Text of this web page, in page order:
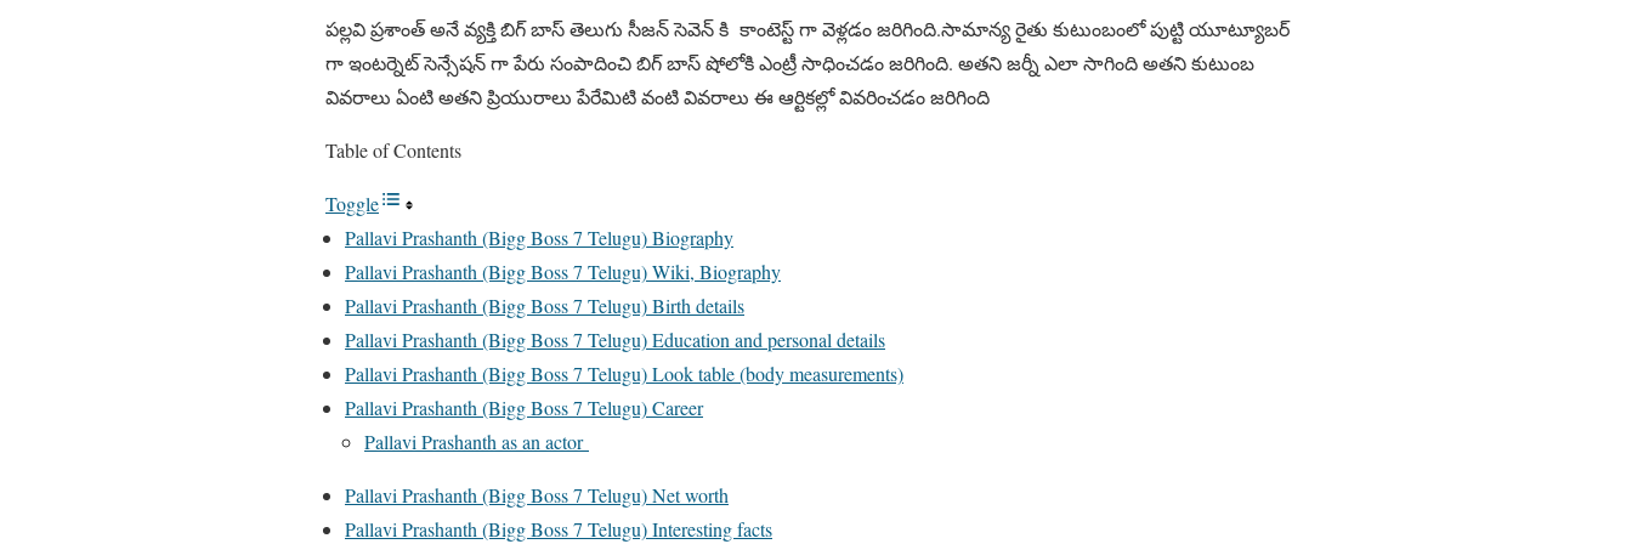
పల్లవి ప్రశాంత్ అనే వ్యక్తి బిగ్ బాస్ తెలుగు సీజన్ సెవెన్ కి కాంటెస్ట్ గా వెళ్లడం జరిగింది.సామాన్య రైతు కుటుంబంలో పుట్టి యూట్యూబర్
గా ఇంటర్నెట్ సెన్సేషన్ గా పేరు సంపాదించి బిగ్ బాస్ షోలోకి ఎంట్రీ సాధించడం జరిగింది. అతని జర్నీ ఎలా సాగింది అతని కుటుంబ
వివరాలు ఏంటి అతని ప్రియురాలు పేరేమిటి వంటి వివరాలు ఈ ఆర్టికల్లో వివరించడం జరిగింది
Table of Contents
Toggle
Pallavi Prashanth (Bigg Boss 7 Telugu) Biography
Pallavi Prashanth (Bigg Boss 7 Telugu) Wiki, Biography
Pallavi Prashanth (Bigg Boss 7 Telugu) Birth details
Pallavi Prashanth (Bigg Boss 7 Telugu) Education and personal details
Pallavi Prashanth (Bigg Boss 7 Telugu) Look table (body measurements)
Pallavi Prashanth (Bigg Boss 7 Telugu) Career
Pallavi Prashanth as an actor
Pallavi Prashanth (Bigg Boss 7 Telugu) Net worth
Pallavi Prashanth (Bigg Boss 7 Telugu) Interesting facts